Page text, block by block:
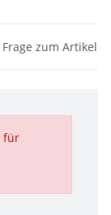
Frage zum Artikel
für